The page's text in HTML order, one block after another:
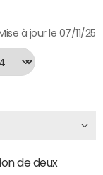
Mise à jour le 07/11/25
de deux